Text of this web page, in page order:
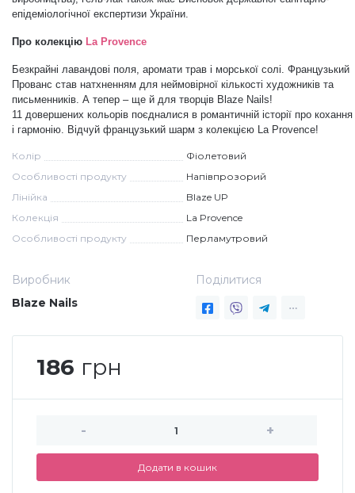
Слюда
Брокат
Інші прикраси
Фарби для розпису
Фольга для лиття (ефект кракелюра)
Аксесуари
епідеміологічної експертизи України.
Про колекцію La Provence
Безкрайні лавандові поля, аромати трав і морської солі. Французький
Прованс став натхненням для неймовірної кількості художників та
письменників. А тепер – ще й для творців Blaze Nails!
11 довершених кольорів поєдналися в романтичній історії про кохання
і гармонію. Відчуй французький шарм з колекцією La Provence!
Колір
Фіолетовий
Особливості продукту
Напівпрозорий
Лінійка
Blaze UP
Колекція
La Provence
Особливості продукту
Перламутровий
Виробник
Blaze Nails
Поділитися
186 грн
- +
Додати в кошик